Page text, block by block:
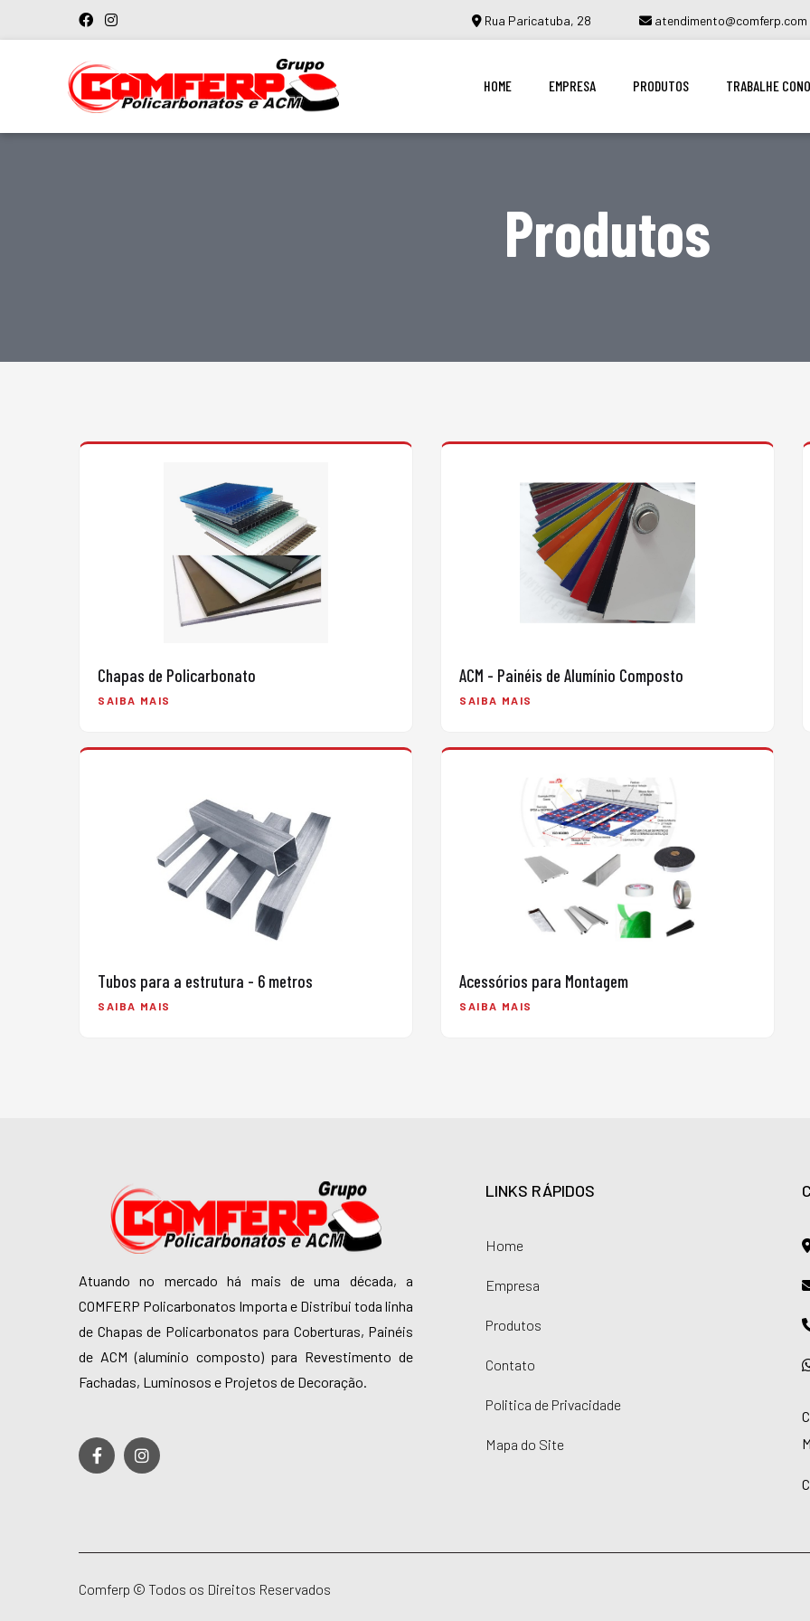
Rua Paricatuba, 28 atendimento@comferp.com
HOME EMPRESA PRODUTOS TRABALHE
Produtos
Chapas de Policarbonato
SAIBA MAIS
ACM - Painéis de Alumínio Composto
SAIBA MAIS
Tubos para a estrutura - 6 metros
SAIBA MAIS
Acessórios para Montagem
SAIBA MAIS
Atuando no mercado há mais de uma década, a
COMFERP Policarbonatos Importa e Distribui toda linha
de Chapas de Policarbonatos para Coberturas, Painéis
de ACM (alumínio composto) para Revestimento de
Fachadas, Luminosos e Projetos de Decoração.
LINKS RÁPIDOS
Home
Empresa
Produtos
Contato
Politica de Privacidade
Mapa do Site
Comferp © Todos os Direitos Reservados